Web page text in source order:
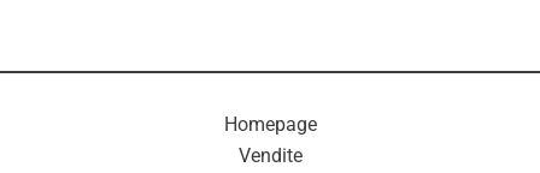
Homepage
Vendite